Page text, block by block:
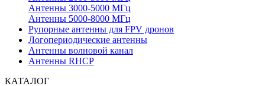
Антенны 3000-5000 МГц
Антенны 5000-8000 МГц
Рупорные антенны для FPV дронов
Логопериодические антенны
Антенны волновой канал
Антенны RHCP
КАТАЛОГ